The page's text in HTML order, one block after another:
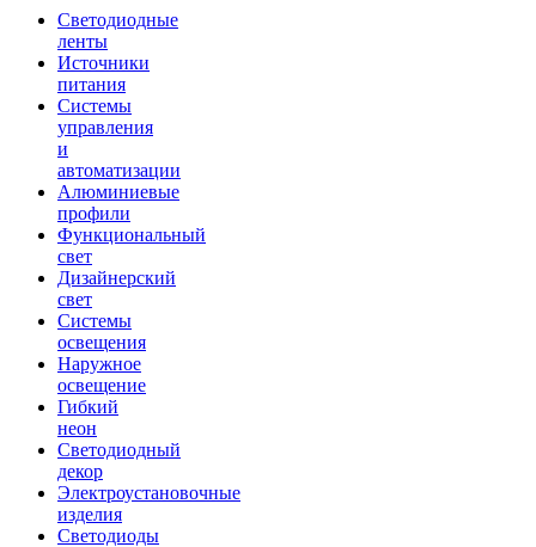
Светодиодные
ленты
Источники
питания
Системы
управления
и
автоматизации
Алюминиевые
профили
Функциональный
свет
Дизайнерский
свет
Системы
освещения
Наружное
освещение
Гибкий
неон
Светодиодный
декор
Электроустановочные
изделия
Светодиоды